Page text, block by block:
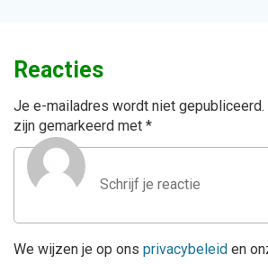
Reacties
Je e-mailadres wordt niet gepubliceerd.
zijn gemarkeerd met *
We wijzen je op ons privacybeleid en